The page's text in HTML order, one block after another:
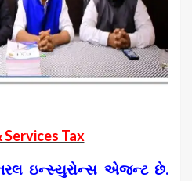
Services Tax
ઇન્સ્યુરોન્સ એજન્ટ છે.